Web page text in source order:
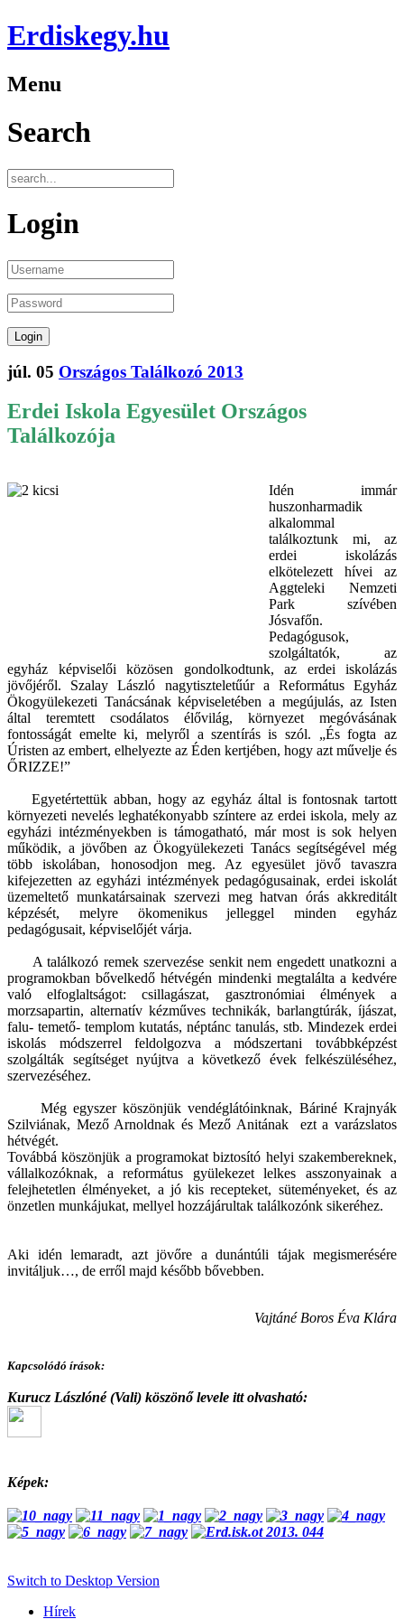
Erdiskegy.hu
Menu
Search
Login
júl. 05 Országos Találkozó 2013
Erdei Iskola Egyesület Országos
Találkozója
Idén immár
huszonharmadik
alkalommal
találkoztunk mi, az
erdei iskolázás
elkötelezett hívei az
Aggteleki Nemzeti
Park szívében
Jósvafőn.
Pedagógusok,
szolgáltatók, az
egyház képviselői közösen gondolkodtunk, az erdei iskolázás
jövőjéről. Szalay László nagytiszteletűúr a Református Egyház
Ökogyülekezeti Tanácsának képviseletében a megújulás, az Isten
által teremtett csodálatos élővilág, környezet megóvásának
fontosságát emelte ki, melyről a szentírás is szól. „És fogta az
Úristen az embert, elhelyezte az Éden kertjében, hogy azt művelje és
ŐRIZZE!”
Egyetértettük abban, hogy az egyház által is fontosnak tartott
környezeti nevelés leghatékonyabb színtere az erdei iskola, mely az
egyházi intézményekben is támogatható, már most is sok helyen
működik, a jövőben az Ökogyülekezeti Tanács segítségével még
több iskolában, honosodjon meg. Az egyesület jövő tavaszra
kifejezetten az egyházi intézmények pedagógusainak, erdei iskolát
üzemeltető munkatársainak szervezi meg hatvan órás akkreditált
képzését, melyre ökomenikus jelleggel minden egyház
pedagógusait, képviselőjét várja.
A találkozó remek szervezése senkit nem engedett unatkozni a
programokban bővelkedő hétvégén mindenki megtalálta a kedvére
való elfoglaltságot: csillagászat, gasztronómiai élmények a
morzsapartin, alternatív kézműves technikák, barlangtúrák, íjászat,
falu- temető- templom kutatás, néptánc tanulás, stb. Mindezek erdei
iskolás módszerrel feldolgozva a módszertani továbbképzést
szolgálták segítséget nyújtva a következő évek felkészüléséhez,
szervezéséhez.
Még egyszer köszönjük vendéglátóinknak, Báriné Krajnyák
Szilviának, Mező Arnoldnak és Mező Anitának ezt a varázslatos
hétvégét.
Továbbá köszönjük a programokat biztosító helyi szakembereknek,
vállalkozóknak, a református gyülekezet lelkes asszonyainak a
felejhetetlen élményeket, a jó kis recepteket, süteményeket, és az
önzetlen munkájukat, mellyel hozzájárultak találkozónk sikeréhez.
Aki idén lemaradt, azt jövőre a dunántúli tájak megismerésére
invitáljuk…, de erről majd később bővebben.
Vajtáné Boros Éva Klára
Kapcsolódó írások:
Kurucz Lászlóné (Vali) köszönő levele itt olvasható:
Képek:
Switch to Desktop Version
Hírek